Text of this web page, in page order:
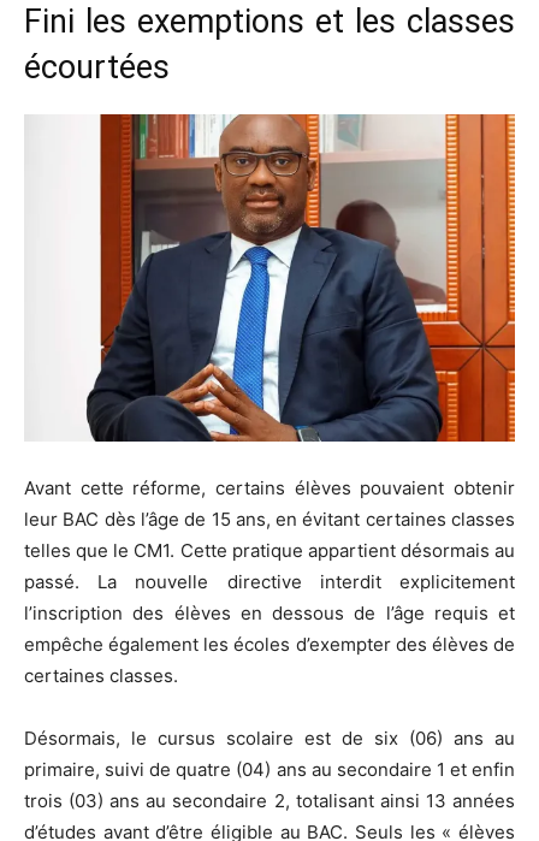
Fini les exemptions et les classes
écourtées
Avant cette réforme, certains élèves pouvaient obtenir
leur BAC dès l’âge de 15 ans, en évitant certaines classes
telles que le CM1. Cette pratique appartient désormais au
passé. La nouvelle directive interdit explicitement
l’inscription des élèves en dessous de l’âge requis et
empêche également les écoles d’exempter des élèves de
certaines classes.
Désormais, le cursus scolaire est de six (06) ans au
primaire, suivi de quatre (04) ans au secondaire 1 et enfin
trois (03) ans au secondaire 2, totalisant ainsi 13 années
d’études avant d’être éligible au BAC. Seuls les « élèves